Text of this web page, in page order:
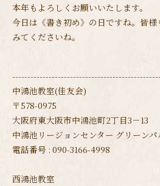
本年もよろしくお願いいたします。
今日は《書き初め》の日ですね。皆
みてくださいね。
中鴻池教室(佳友会)
〒578-0975
大阪府東大阪市中鴻池町2丁目3－13
中鴻池リージョンセンター グリーンパ
電話番号 : 090-3166-4998
西鴻池教室